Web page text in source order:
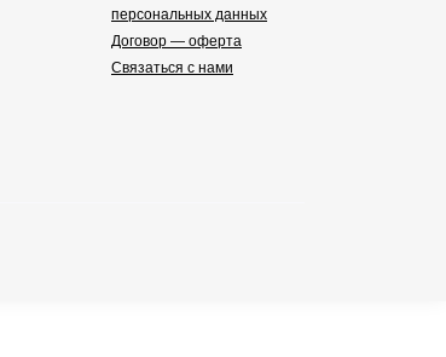
персональных данных
Договор — оферта
Связаться с нами